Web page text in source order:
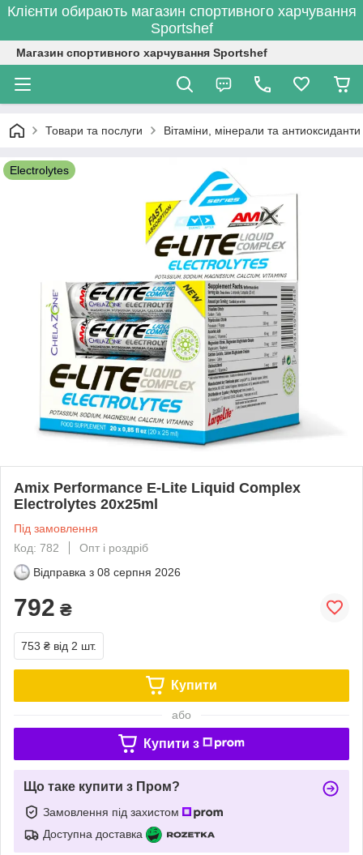
Клієнти обирають магазин спортивного харчування
Sportshef
Магазин спортивного харчування Sportshef
Товари та послуги Вітаміни, мінерали та антиоксиданти
Electrolytes
Amix Performance E-Lite Liquid Complex
Electrolytes 20x25ml
Під замовлення
Код: 782
Опт і роздріб
Відправка з 08 серпня 2026
792 ₴
753 ₴ від 2 шт.
Купити
або
Купити з
Що таке купити з Пром?
Замовлення під захистом
Доступна доставка